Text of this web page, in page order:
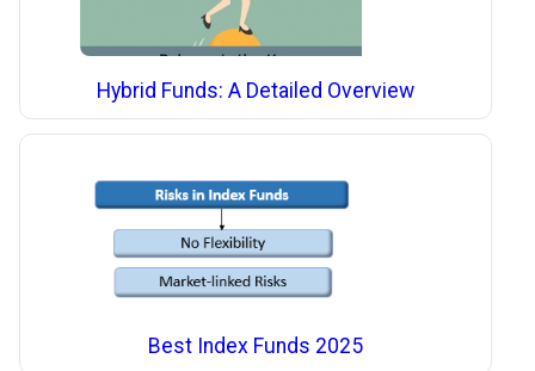
Hybrid Funds: A Detailed Overview
Best Index Funds 2025